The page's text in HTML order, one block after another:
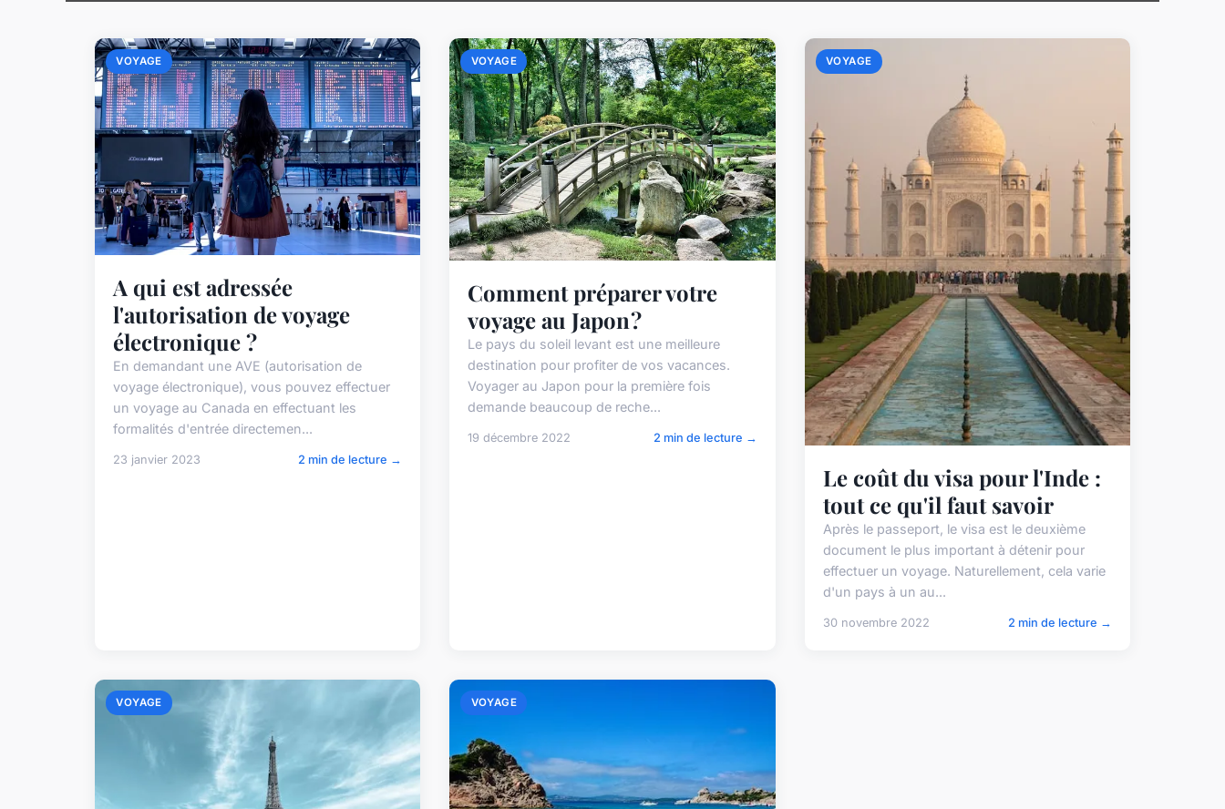
VOYAGE
A qui est adressée
l'autorisation de voyage
électronique ?
En demandant une AVE (autorisation de
voyage électronique), vous pouvez effectuer
un voyage au Canada en effectuant les
formalités d'entrée directemen...
23 janvier 2023 2 min de lecture →
VOYAGE
Comment préparer votre
voyage au Japon ?
Le pays du soleil levant est une meilleure
destination pour profiter de vos vacances.
Voyager au Japon pour la première fois
demande beaucoup de reche...
19 décembre 2022 2 min de lecture →
VOYAGE
Le coût du visa pour l'Inde :
tout ce qu'il faut savoir
Après le passeport, le visa est le deuxième
document le plus important à détenir pour
effectuer un voyage. Naturellement, cela varie
d'un pays à un au...
30 novembre 2022 2 min de lecture →
VOYAGE VOYAGE